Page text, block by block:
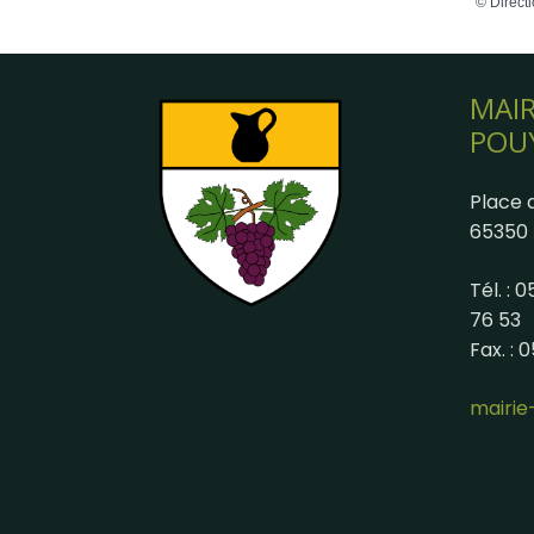
Place
65350
Tél. :
76 53
Fax. :